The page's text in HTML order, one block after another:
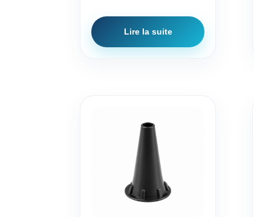
Lire la suite